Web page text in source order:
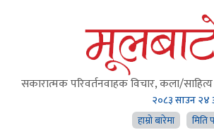
सकारात्मक परिवर्तनवाहक विचार, कला/
२०८३ साउन २४
हाम्राे बारेमा
मिति